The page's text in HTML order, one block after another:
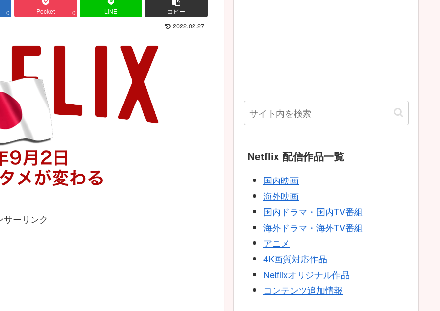
0 Pocket 0 LINE コピー
2022.02.27
サーリンク
Netflix 配信作品一覧
国内映画
海外映画
国内ドラマ・国内TV番組
海外ドラマ・海外TV番組
アニメ
4K画質対応作品
Netflixオリジナル作品
コンテンツ追加情報